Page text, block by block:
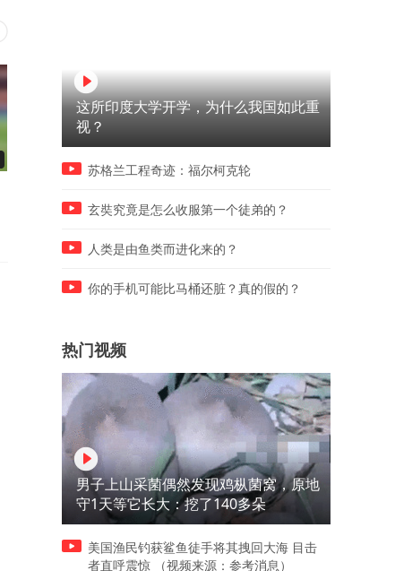
停离场牵动人心
沃齐尼亚！
这所印度大学开学，为什么我国如此重
视？
苏格兰工程奇迹：福尔柯克轮
玄奘究竟是怎么收服第一个徒弟的？
人类是由鱼类而进化来的？
你的手机可能比马桶还脏？真的假的？
热门视频
男子上山采菌偶然发现鸡枞菌窝，原地
守1天等它长大：挖了140多朵
美国渔民钓获鲨鱼徒手将其拽回大海 目击
者直呼震惊 （视频来源：参考消息）